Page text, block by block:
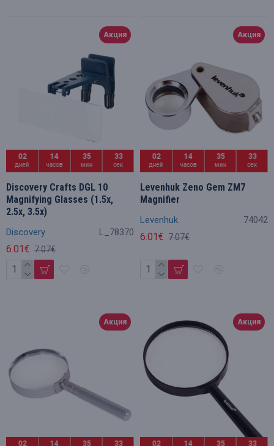
Акция
02
дней
14
часов
35
мин
32
сек
Discovery L_78370
Discovery Crafts DGL 10
Magnifying Glasses (1.5x,
2.5x, 3.5x)
6.01€ 7.07€
Акция
02
дней
14
часов
35
мин
32
сек
Levenhuk 74042
Levenhuk Zeno Gem ZM7
Magnifier
6.01€ 7.07€
Акция
02 14 35 32
Акция
02 14 35 32